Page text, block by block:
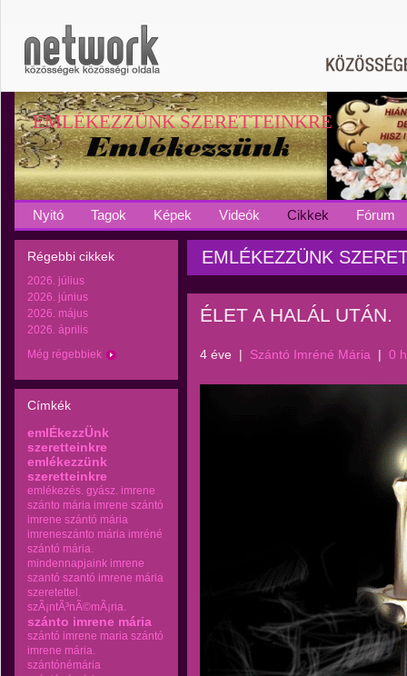
EMLÉKEZZÜNK SZERETTEINKRE
Nyitó Tagok Képek Videók Cikkek Fórum
Régebbi cikkek
2026. július
2026. június
2026. május
2026. április
Még régebbiek
Címkék
emlÉkezzÜnk
szeretteinkre
emlékezzünk
szeretteinkre
emlékezés. gyász. imrene
szánto mária imrene szántó
imrene szántó mária
imreneszánto mária imréné
szántó mária.
mindennapjaink imrene
szantó szantó imrene mária
szeretettel.
szÃ¡ntÃ³nÃ©mÃ¡ria.
szánto imrene mária
szántó imrene maria szántó
imrene mária.
szántónémária
EMLÉKEZZÜNK
ÉLET A HALÁL UTÁN.
4 éve | Szántó Imréné Mária | 0